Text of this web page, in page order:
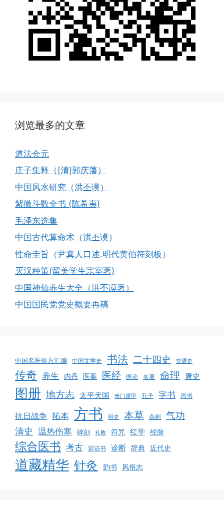
浏览最多的文章
道法会元
庄子集释（[清]郭庆藩）
中国风水研究（洪丕谟）
紫微斗数全书 (陈希夷)
毛泽东选集
中国古代算命术（洪丕谟）
性命圭旨（尹真人口述.明代黄伯符刻板）
灭汉种策(留美学生宗室著)
中国神仙养生大全（洪丕谟著）
中国国民党党史概要再稿
中国名医验方汇编 中国文学史 书法 二十四史 交通史
传奇 养生 内丹 医案 医经 医论 名著 命理 唐史
图册 地方志 太平天国 奇门遁甲 孔子 字书 尚书
抗日战争 拓本 方书 明史 本草 杂剧 气功
清史 温热伤寒 碑刻 礼教 符咒 红学 经脉
综合医书 考古 训诂书 诊断 辞典 近代史
道藏精华 针灸 韵书 风俗志